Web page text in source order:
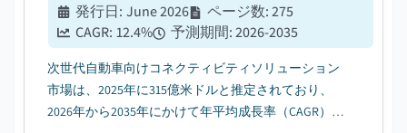
発行日: June 2026 ページ数:275
CAGR: 12.4% 予測期間:2026-2035
次世代自動車向けコネクティビティソリューション
市場は、2025年に315億米ドルと推定されており、
2026年から2035年にかけて年平均成長率（CAGR）